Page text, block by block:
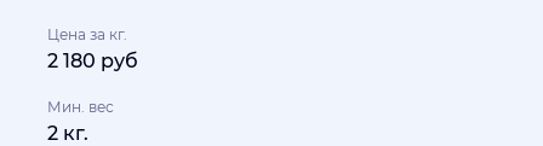
Цена за кг.
2 180 руб
Мин. вес
2 кг.